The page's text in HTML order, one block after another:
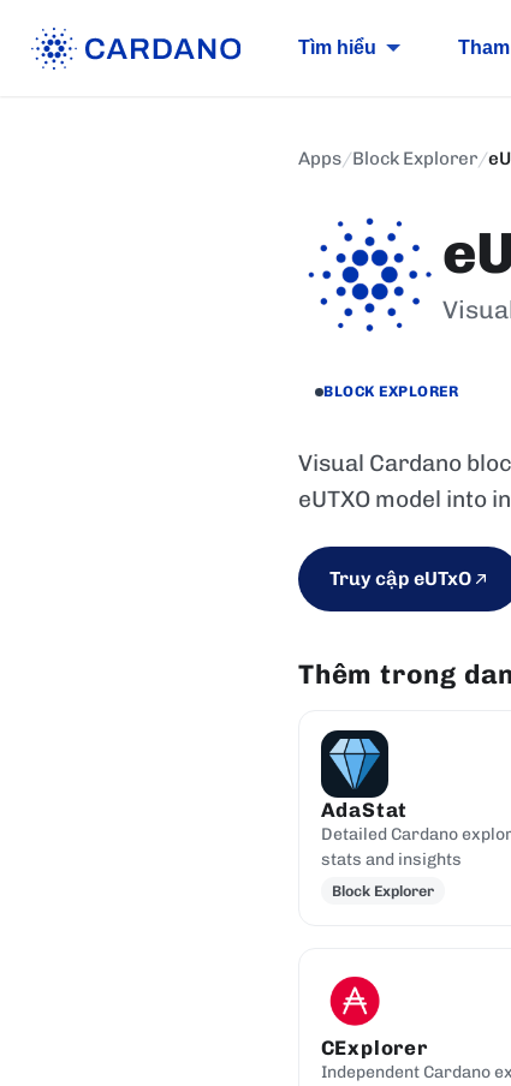
Tìm hiểu
Apps/Block Explorer/
BLOCK EXPLORER
Visual Cardano
eUTXO model into
Truy cập eUTxO
Thêm trong
AdaStat
Detailed Cardano
stats and insights
Block Explorer
CExplorer
Independent Cardano